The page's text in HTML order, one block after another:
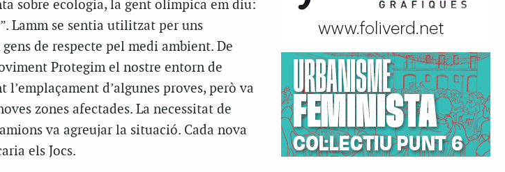
sobre ecologia, la gent olímpica em diu:
Lamm se sentia utilitzat per uns
de respecte pel medi ambient. De
Protegim el nostre entorn de
d’algunes proves, però va
zones afectades. La necessitat de
va agreujar la situació. Cada nova
els Jocs.